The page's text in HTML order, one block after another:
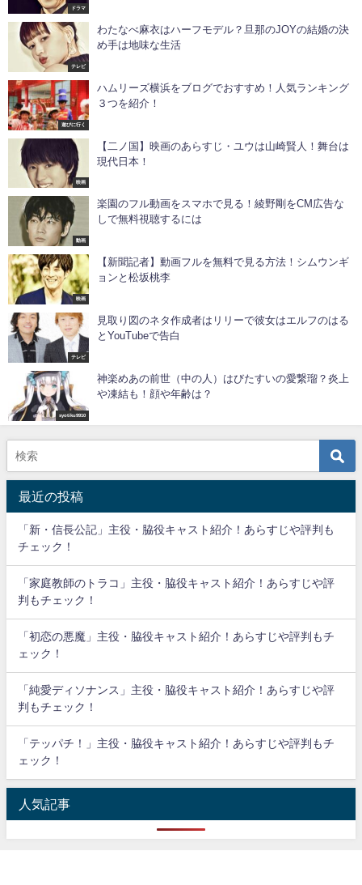
ドラマ
テレビ
わたなべ麻衣はハーフモデル？旦那のJOYの結婚の決
め手は地味な生活
遊びに行く
ハムリーズ横浜をブログでおすすめ！人気ランキング
３つを紹介！
映画
【二ノ国】映画のあらすじ・ユウは山崎賢人！舞台は
現代日本！
動画
楽園のフル動画をスマホで見る！綾野剛をCM広告な
しで無料視聴するには
映画
【新聞記者】動画フルを無料で見る方法！シムウンギ
ョンと松坂桃李
テレビ
見取り図のネタ作成者はリリーで彼女はエルフのはる
とYouTubeで告白
syotiku9910
神楽めあの前世（中の人）はびたすいの愛繋瑠？炎上
や凍結も！顔や年齢は？
最近の投稿
「新・信長公記」主役・脇役キャスト紹介！あらすじや評判も
チェック！
「家庭教師のトラコ」主役・脇役キャスト紹介！あらすじや評
判もチェック！
「初恋の悪魔」主役・脇役キャスト紹介！あらすじや評判もチ
ェック！
「純愛ディソナンス」主役・脇役キャスト紹介！あらすじや評
判もチェック！
「テッパチ！」主役・脇役キャスト紹介！あらすじや評判もチ
ェック！
人気記事